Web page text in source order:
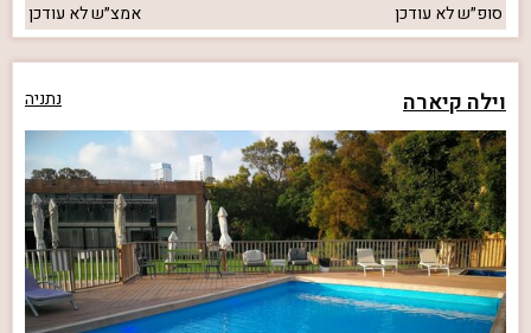
סופ״שלא עודכן אמצ״שלא עודכן
וילה קיארה נתניה